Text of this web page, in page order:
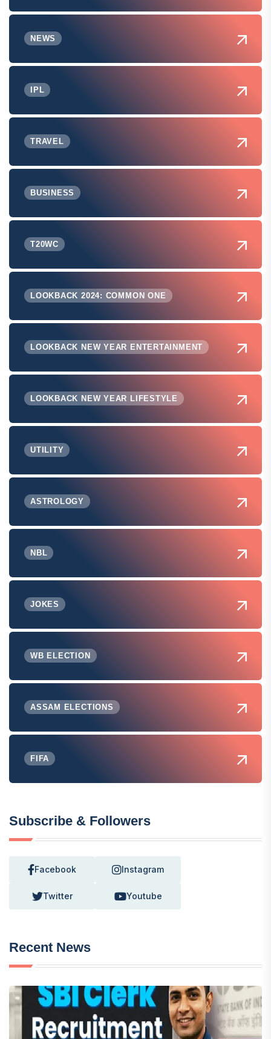
NEWS
IPL
TRAVEL
BUSINESS
T20WC
LOOKBACK 2024: COMMON ONE
LOOKBACK NEW YEAR ENTERTAINMENT
LOOKBACK NEW YEAR LIFESTYLE
UTILITY
ASTROLOGY
NBL
JOKES
WB ELECTION
ASSAM ELECTIONS
FIFA
Subscribe & Followers
Facebook Instagram
Twitter Youtube
Recent News